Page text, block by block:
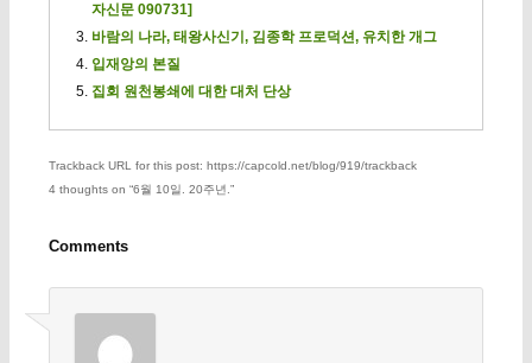
자신문 090731]
바람의 나라, 태왕사신기, 김종학 프로덕션, 유치한 개그
입재앙의 본질
집회 원천봉쇄에 대한 대처 단상
Trackback URL for this post: https://capcold.net/blog/919/trackback
4 thoughts on “6월 10일. 20주년. ”
Comments